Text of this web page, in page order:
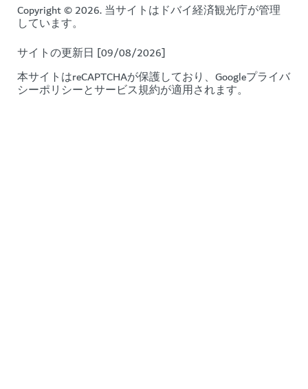
Copyright © 2026. 当サイトはドバイ経済観光庁が管理
しています。
サイトの更新日 [09/08/2026]
本サイトはreCAPTCHAが保護しており、Googleプライバ
シーポリシーとサービス規約が適用されます。